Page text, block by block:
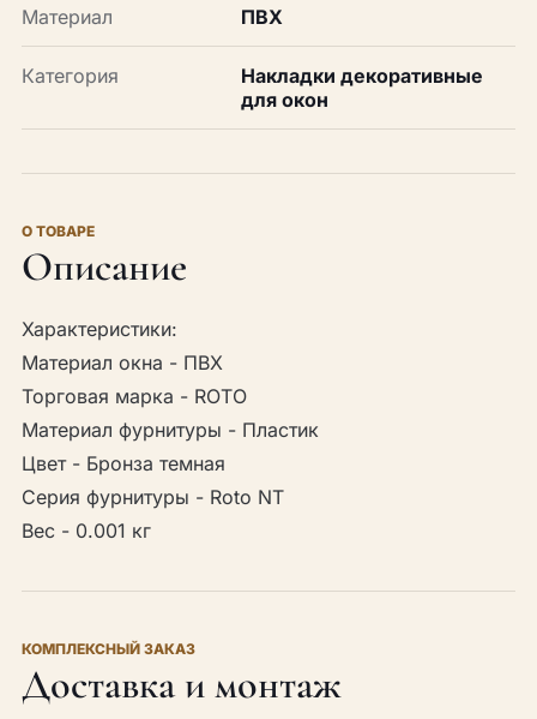
Материал ПВХ
Категория
Накладки декоративные
для окон
О ТОВАРЕ
Описание
Характеристики:
Материал окна - ПВХ
Торговая марка - ROTO
Материал фурнитуры - Пластик
Цвет - Бронза темная
Серия фурнитуры - Roto NT
Вес - 0.001 кг
КОМПЛЕКСНЫЙ ЗАКАЗ
Доставка и монтаж